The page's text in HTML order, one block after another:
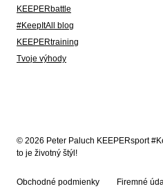
KEEPERbattle
#KeepItAll blog
KEEPERtraining
Tvoje výhody
© 2026 Peter Paluch KEEPERsport
to je životný štýl!
Obchodné podmienky Firemné